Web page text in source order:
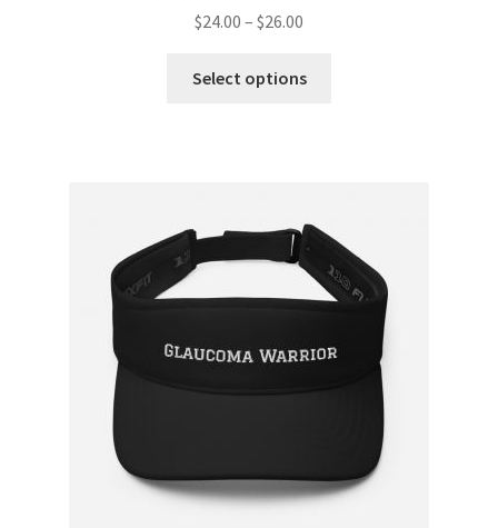
$24.00 – $26.00
Select options